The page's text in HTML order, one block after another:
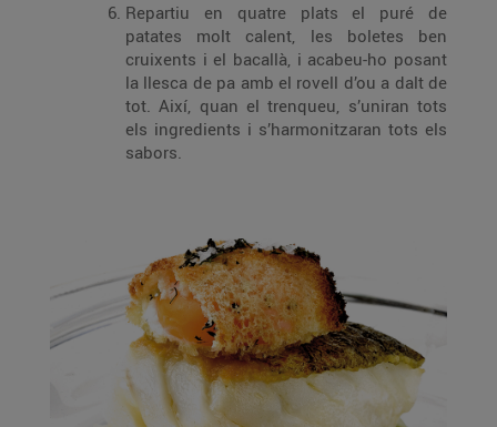
Repartiu en quatre plats el puré de
patates molt calent, les boletes ben
cruixents i el bacallà, i acabeu-ho posant
la llesca de pa amb el rovell d’ou a dalt de
tot. Així, quan el trenqueu, s’uniran tots
els ingredients i s’harmonitzaran tots els
sabors.